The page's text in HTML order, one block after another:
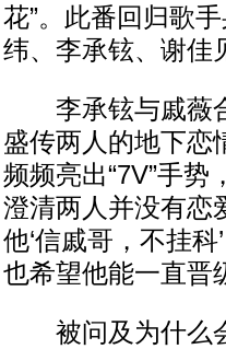
花”。此番回归歌
纬、李承铉、谢佳
李承铉与戚薇合
盛传两人的地下恋
频频亮出“7V”手
澄清两人并没有恋
他‘信戚哥，不挂
也希望他能一直晋
被问及为什么会